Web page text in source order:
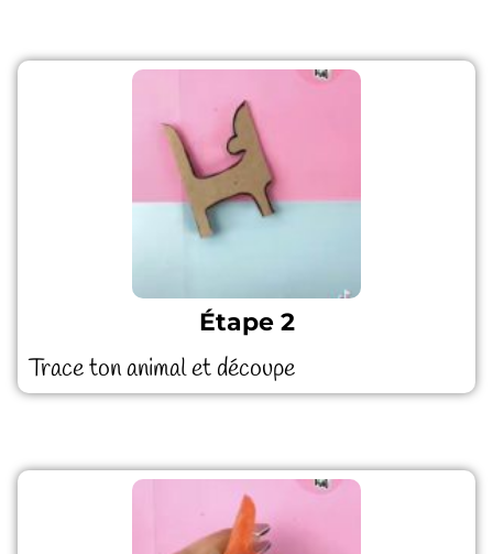
Étape 2
Trace ton animal et découpe